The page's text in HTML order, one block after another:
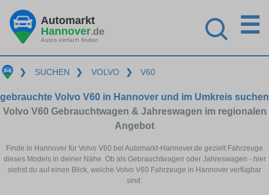
Automarkt
Hannover.de
Autos einfach finden
☰
❯ SUCHEN ❯ VOLVO ❯ V60
gebrauchte Volvo V60 in Hannover und im Umkreis suchen
Volvo V60 Gebrauchtwagen & Jahreswagen im regionalen
Angebot
Finde in Hannover für Volvo V60 bei Automarkt-Hannover.de gezielt Fahrzeuge
dieses Models in deiner Nähe. Ob als Gebrauchtwagen oder Jahreswagen - hier
siehst du auf einen Blick, welche Volvo V60 Fahrzeuge in Hannover verfügbar
sind.